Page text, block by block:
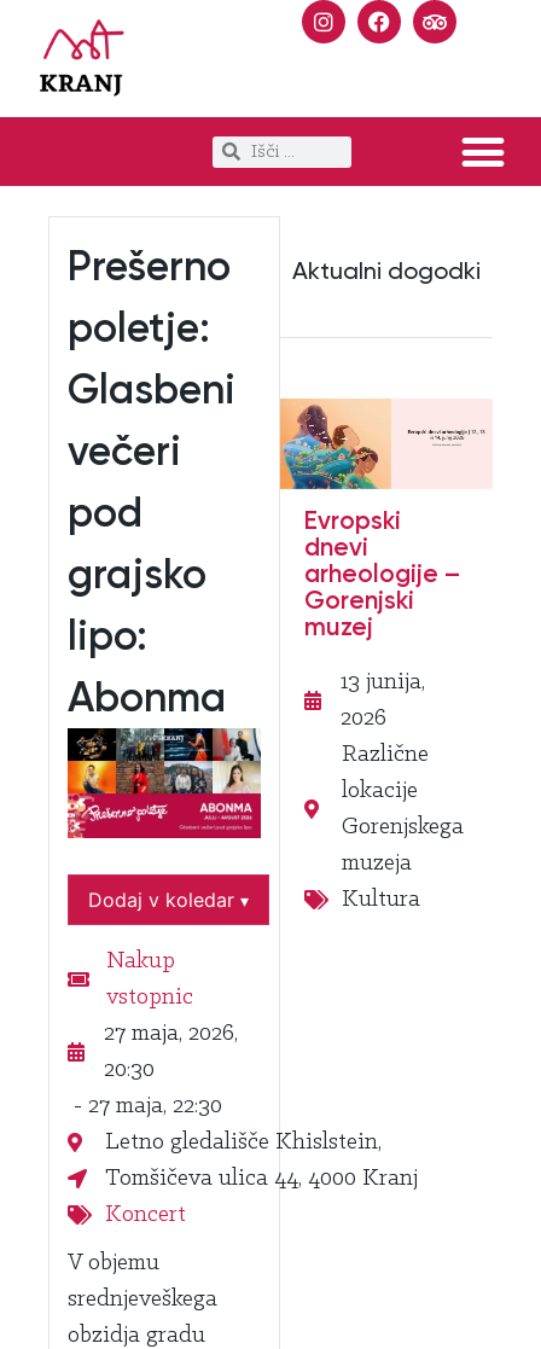
Prešerno
poletje:
Glasbeni
večeri
pod
grajsko
lipo:
Abonma
Dodaj v koledar ▾
Nakup
vstopnic
27 maja, 2026,
20:30
- 27 maja, 22:30
Letno gledališče Khislstein,
Tomšičeva ulica 44, 4000 Kranj
Koncert
V objemu
srednjeveškega
obzidja gradu
Aktualni dogodki
Evropski
dnevi
arheologije –
Gorenjski
muzej
13 junija,
2026
Različne
lokacije
Gorenjskega
muzeja
Kultura